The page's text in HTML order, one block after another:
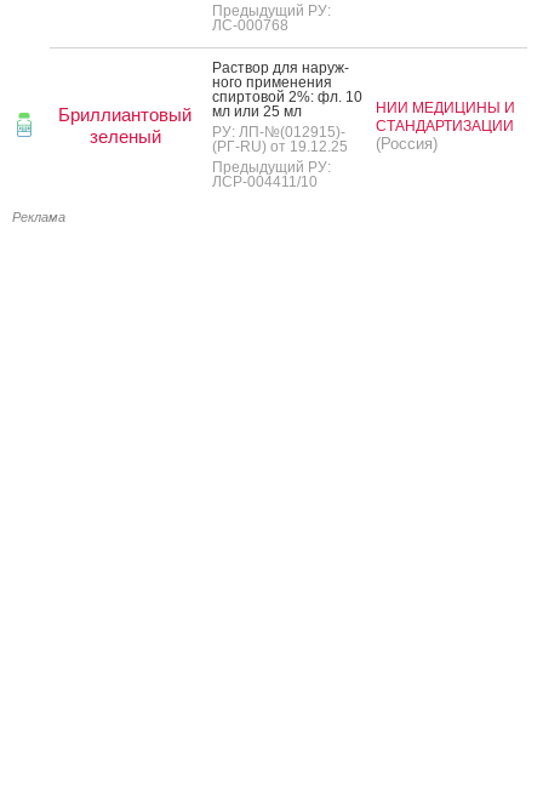
Предыдущий РУ:
ЛС-000768
Бриллиантовый
зеленый
Рас­твор для на­руж­
но­го при­мене­ния
спир­то­вой 2%: фл. 10
мл или 25 мл
РУ: ЛП-№(012915)-
(РГ-RU) от 19.12.25
Предыдущий РУ:
ЛСР-004411/10
НИИ МЕДИЦИНЫ И
СТАНДАРТИЗАЦИИ
(Россия)
Реклама